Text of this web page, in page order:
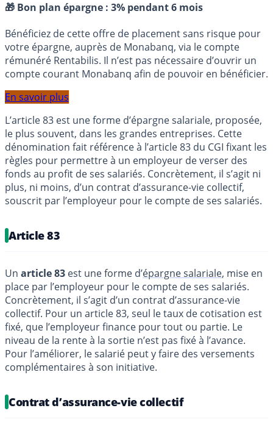
🎁 Bon plan épargne : 3% pendant 6 mois
Bénéficiez de cette offre de placement sans risque pour
votre épargne, auprès de Monabanq, via le compte
rémunéré Rentabilis. Il n’est pas nécessaire d’ouvrir un
compte courant Monabanq afin de pouvoir en bénéficier.
En savoir plus
L’article 83 est une forme d’épargne salariale, proposée,
le plus souvent, dans les grandes entreprises. Cette
dénomination fait référence à l’article 83 du CGI fixant les
règles pour permettre à un employeur de verser des
fonds au profit de ses salariés. Concrètement, il s’agit ni
plus, ni moins, d’un contrat d’assurance-vie collectif,
souscrit par l’employeur pour le compte de ses salariés.
Article 83
Un article 83 est une forme d’épargne salariale, mise en
place par l’employeur pour le compte de ses salariés.
Concrètement, il s’agit d’un contrat d’assurance-vie
collectif. Pour un article 83, seul le taux de cotisation est
fixé, que l’employeur finance pour tout ou partie. Le
niveau de la rente à la sortie n’est pas fixé à l’avance.
Pour l’améliorer, le salarié peut y faire des versements
complémentaires à son initiative.
Contrat d’assurance-vie collectif